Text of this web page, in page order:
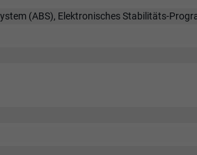
(ABS), Elektronisches Stabilitäts-